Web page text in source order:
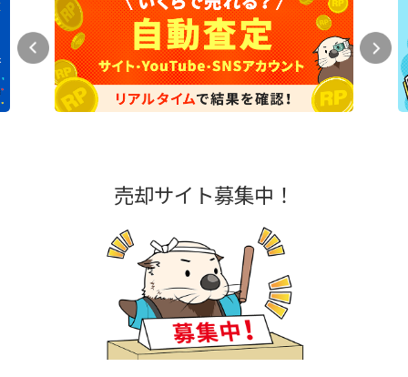
売却サイト募集中！